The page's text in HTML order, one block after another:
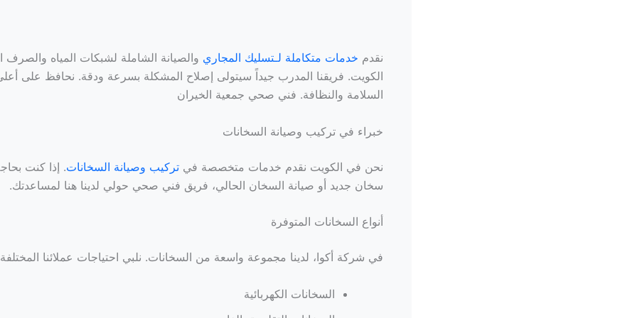
نقدم خدمات متكاملة لـتسليك المجاري والصيانة الشاملة لشبكات المياه
الكويت. فريقنا المدرب جيداً سيتولى إصلاح المشكلة بسرعة ودقة. نحافظ على
السلامة والنظافة. فني صحي جمعية الخيران
خبراء في تركيب وصيانة السخانات
نحن في الكويت نقدم خدمات متخصصة في تركيب وصيانة السخانات. إذا كنت
سخان جديد أو صيانة السخان الحالي، فريق فني صحي حولي لدينا هنا لمساعدتك.
أنواع السخانات المتوفرة
في شركة أكوا، لدينا مجموعة واسعة من السخانات. نلبي احتياجات عملائنا
السخانات الكهربائية